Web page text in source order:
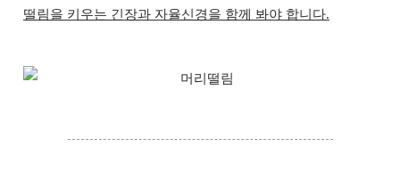
떨림을 키우는 긴장과 자율신경을 함께 봐야 합니다.